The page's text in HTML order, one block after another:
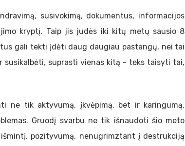
susivokimą, dokumentus, informacijos
kryptį. Taip jis judės iki kitų metų sausio 8
gali tekti įdėti daug daugiau pastangų, nei tai
susikalbėti, suprasti vienas kitą – teks taisyti tai,
ne tik aktyvumą, įkvėpimą, bet ir karingumą,
Gruodį svarbu ne tik išnaudoti šio meto
pozityvumą, nenugrimztant į destrukciją